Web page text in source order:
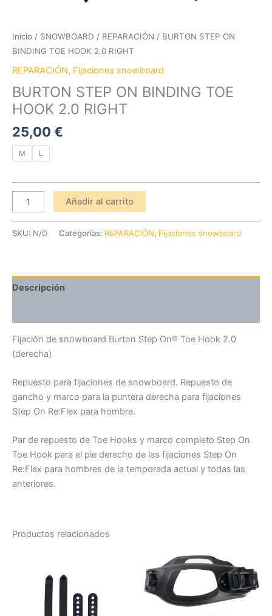
Inicio / SNOWBOARD / REPARACIÓN / BURTON STEP ON
BINDING TOE HOOK 2.0 RIGHT
REPARACIÓN, Fijaciones snowboard
BURTON STEP ON BINDING TOE
HOOK 2.0 RIGHT
25,00 €
M L
Añadir al carrito
SKU: N/D Categorías: REPARACIÓN, Fijaciones snowboard
Descripción
Fijación de snowboard Burton Step On® Toe Hook 2.0
(derecha)
Repuesto para fijaciones de snowboard. Repuesto de
gancho y marco para la puntera derecha para fijaciones
Step On Re:Flex para hombre.
Par de repuesto de Toe Hooks y marco completo Step On
Toe Hook para el pie derecho de las fijaciones Step On
Re:Flex para hombres de la temporada actual y todas las
anteriores.
Productos relacionados